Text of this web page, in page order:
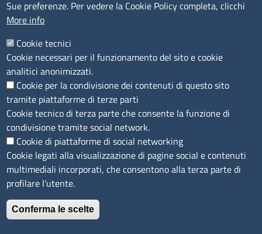
Segnalazioni Whistleblowing
Accessibilità
IBAN e pagamenti informatici
Informative privacy e cookie
Verifiche PA
Attuazione misure PNRR
Modulistica
SEGUICI SU
Sue preferenze. Per vedere la Cookie Policy completa, clicchi
More info
Cookie tecnici
Cookie necessari per il funzionamento del sito e cookie
analitici anonimizzati.
Cookie per la condivisione dei contenuti di questo sito
tramite piattaforme di terze parti
Cookie tecnico di terza parte che consente la funzione di
condivisione tramite social network.
Cookie di piattaforme di social networking
Cookie legati alla visualizzazione di pagine social e contenuti
multimediali incorporati, che consentono alla terza parte di
profilare l'utente.
Conferma le scelte